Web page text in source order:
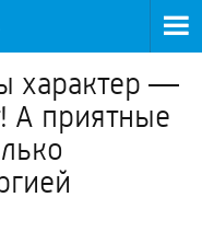
характер —
А приятные